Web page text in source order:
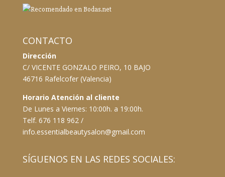
CONTACTO
Dirección
C/ VICENTE GONZALO PEIRO, 10 BAJO
46716 Rafelcofer (Valencia)
Horario Atención al cliente
De Lunes a Viernes: 10:00h. a 19:00h.
Telf. 676 118 962 /
info.essentialbeautysalon@gmail.com
SÍGUENOS EN LAS REDES SOCIALES: